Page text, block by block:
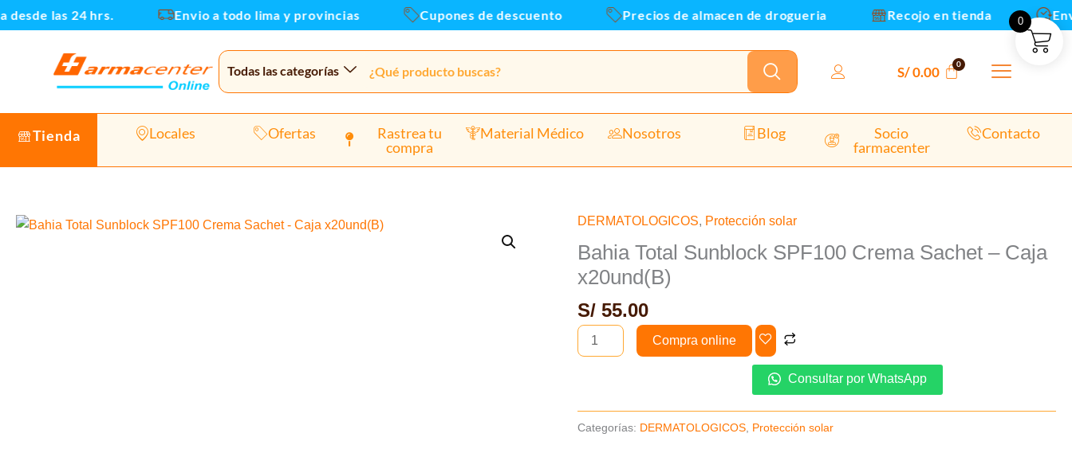
al
las 24 hrs. Envio a todo lima y provincias Cupones de descuento Precios de almacen de drogueria Recojo en tienda
Todas las categorías S/0.00
Tienda Locales Ofertas
Rastrea tu
compra
Material Médico Nosotros Blog
Socio
farmacenter
Contacto
DERMATOLOGICOS, Protección solar
Bahia Total Sunblock SPF100 Crema Sachet – Caja
x20und(B)
S/ 55.00
Bahia
Total
SPF100
Crema
Sachet
-
cantidad
Compra online
Consultar por WhatsApp
Categorías: DERMATOLOGICOS Protección solar
0
x20und(B)
cantidad